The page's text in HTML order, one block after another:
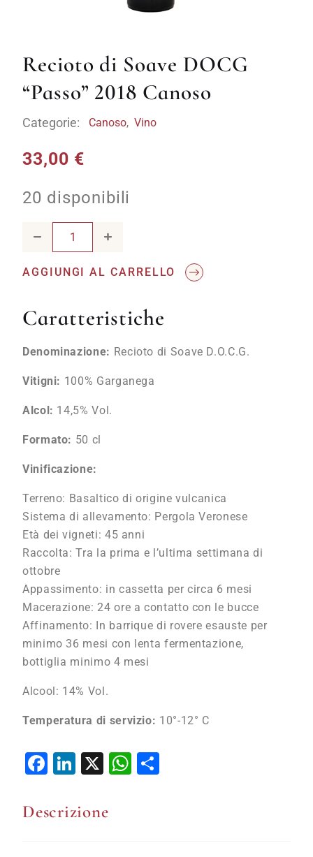
Recioto di Soave DOCG
“Passo” 2018 Canoso
Categorie: Canoso, Vino
33,00 €
20 disponibili
Recioto di Soave DOCG "Passo" 2018 Canoso quantity
AGGIUNGI AL CARRELLO
Caratteristiche
Denominazione: Recioto di Soave D.O.C.G.
Vitigni: 100% Garganega
Alcol: 14,5% Vol.
Formato: 50 cl
Vinificazione:
Terreno: Basaltico di origine vulcanica
Sistema di allevamento: Pergola Veronese
Età dei vigneti: 45 anni
Raccolta: Tra la prima e l’ultima settimana di
ottobre
Appassimento: in cassetta per circa 6 mesi
Macerazione: 24 ore a contatto con le bucce
Affinamento: In barrique di rovere esauste per
minimo 36 mesi con lenta fermentazione,
bottiglia minimo 4 mesi
Alcool: 14% Vol.
Temperatura di servizio: 10°-12° C
Facebook
LinkedIn
X WhatsApp
Descrizione